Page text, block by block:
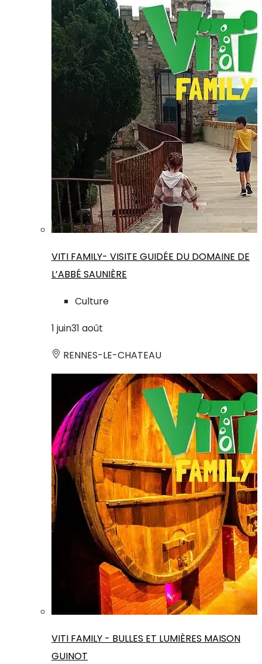
VITI FAMILY- VISITE GUIDÉE DU DOMAINE DE
L’ABBÉ SAUNIÈRE
Culture
1 juin31 août
RENNES-LE-CHATEAU
VITI FAMILY - BULLES ET LUMIÈRES MAISON
GUINOT